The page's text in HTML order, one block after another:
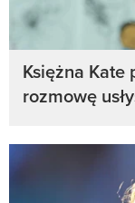
Księżna Kate
rozmowę